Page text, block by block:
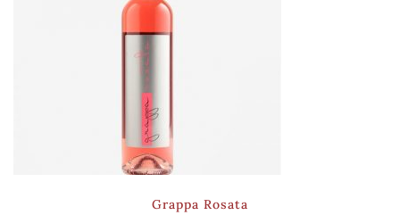
Grappa Rosata